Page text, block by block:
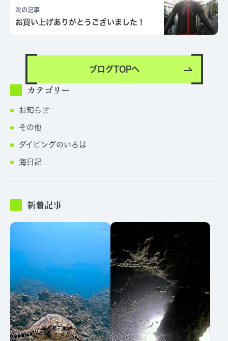
次の記事
お買い上げありがとうございました！
ブログTOPへ
カテゴリー
お知らせ
その他
ダイビングのいろは
海日記
新着記事